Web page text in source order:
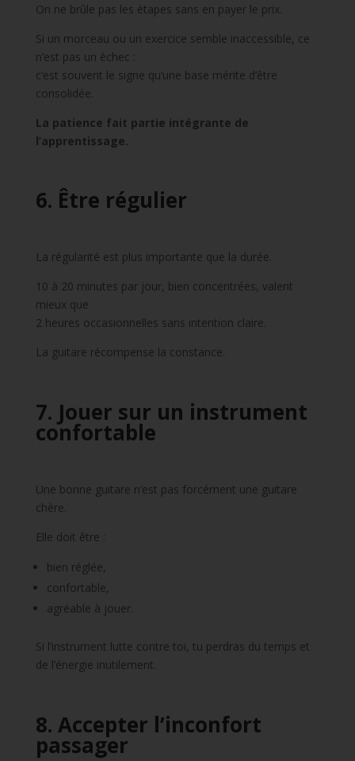
On ne brûle pas les étapes sans en payer le prix.
Si un morceau ou un exercice semble inaccessible, ce
n’est pas un échec :
c’est souvent le signe qu’une base mérite d’être
consolidée.
La patience fait partie intégrante de
l’apprentissage.
6. Être régulier
La régularité est plus importante que la durée.
10 à 20 minutes par jour, bien concentrées, valent
mieux que
2 heures occasionnelles sans intention claire.
La guitare récompense la constance.
7. Jouer sur un instrument
confortable
Une bonne guitare n’est pas forcément une guitare
chère.
Elle doit être :
bien réglée,
confortable,
agréable à jouer.
Si l’instrument lutte contre toi, tu perdras du temps et
de l’énergie inutilement.
8. Accepter l’inconfort
passager